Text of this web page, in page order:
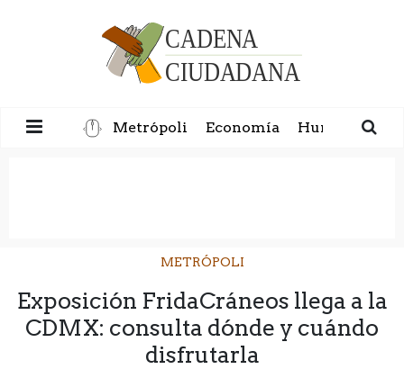
Metrópoli Economía Humanidad
METRÓPOLI
Exposición FridaCráneos llega a la
CDMX: consulta dónde y cuándo
disfrutarla